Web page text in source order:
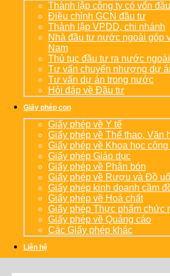
Thành lập công ty có vốn
Điều chỉnh GCN đầu tư
Thành lập VPDD, chi nhánh
Nhà đầu tư nước ngoài góp
Nam
Thủ tục đầu tư ra nước ngoài
Tư vấn chuyển nhượng dự
Tư vấn dự án trong nước
Hỏi đáp về Đầu tư
Giấy phép con
Giấy phép về Y tế
Giấy phép về Thể thao, Văn
Giấy phép về Khoa học
Giấy phép Giáo dục
Giấy phép về Phân bón
Giấy phép về Rượu và Đồ
Giấy phép kinh doanh cầm
Giấy phép về Hoá chất
Giấy phép Thực phẩm chức
Giấy phép về Quảng cáo
Các Giấy phép khác
Liên hệ